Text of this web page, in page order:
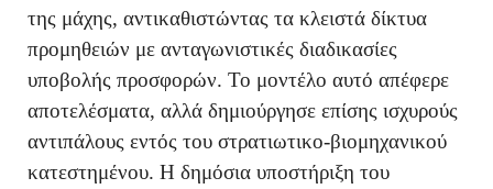
της μάχης, αντικαθιστώντας τα κλειστά δίκτυα
προμηθειών με ανταγωνιστικές διαδικασίες
υποβολής προσφορών. Το μοντέλο αυτό απέφερε
αποτελέσματα, αλλά δημιούργησε επίσης ισχυρούς
αντιπάλους εντός του στρατιωτικο-βιομηχανικού
κατεστημένου. Η δημόσια υποστήριξη του